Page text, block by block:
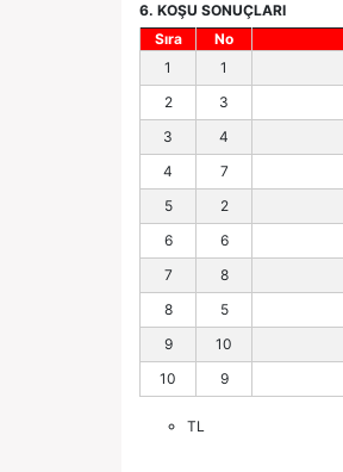
6. KOŞU SONUÇLARI
Sıra
No
1
1
2
3
3
4
4
7
5
2
6
6
7
8
8
5
9
10
10
9
TL